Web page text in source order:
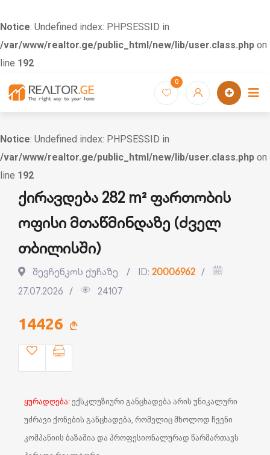
Notice: Undefined index: PHPSESSID in
/var/www/realtor.ge/public_html/new/lib/user.class.php on
line 192
0
Notice: Undefined index: PHPSESSID in
/var/www/realtor.ge/public_html/new/lib/user.class.php on
line 192
ქირავდება 282 m² ფართობის
ოფისი მთაწმინდაზე (ძველ
თბილისში)
შევჩენკოს ქუჩაზე ID: 20006962
27.07.2026
24107
14426
ყურადღება: ექსკლუზიური განცხადება არის უნიკალური
უძრავი ქონების განცხადება, რომელიც მხოლოდ ჩვენი
კომპანიის ბაზაშია და პროფესიონალურად წარმართავს